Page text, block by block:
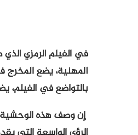
في الفيلم الرمزي
المهنية، يضع المخرج
بالتواضع في الفيلم،
إن وصف هذه الوحشية